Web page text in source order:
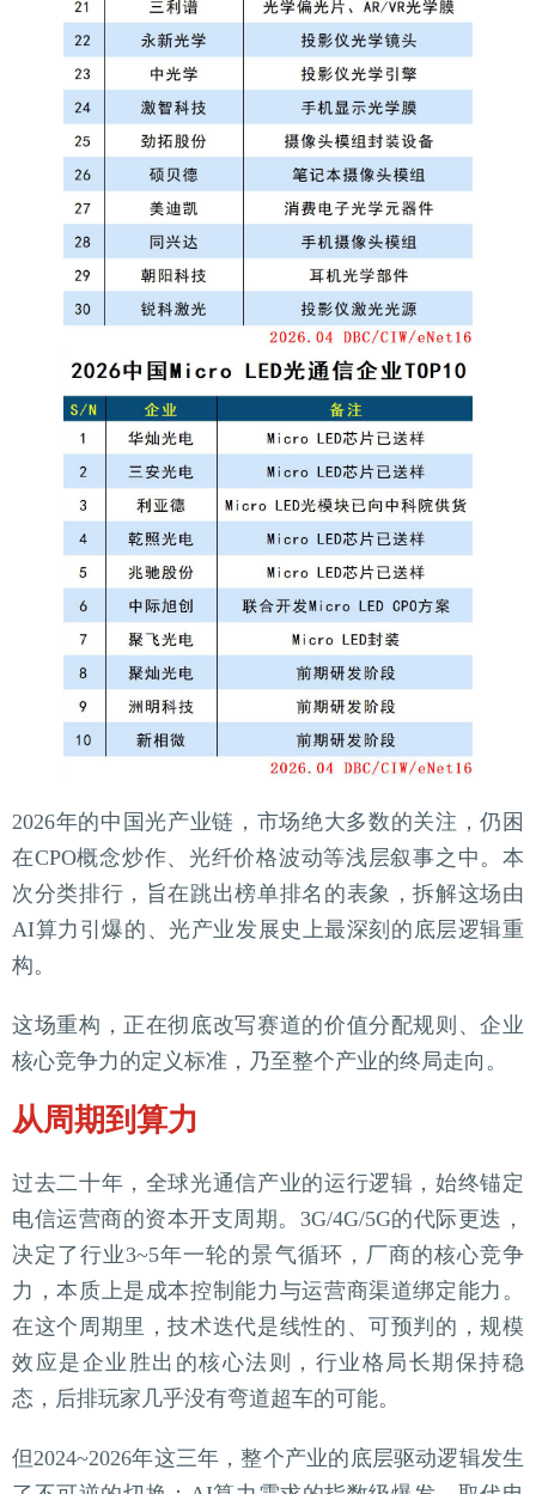
2026年的中国光产业链，市场绝大多数的关注，仍困
在CPO概念炒作、光纤价格波动等浅层叙事之中。本
次分类排行，旨在跳出榜单排名的表象，拆解这场由
AI算力引爆的、光产业发展史上最深刻的底层逻辑重
构。
这场重构，正在彻底改写赛道的价值分配规则、企业
核心竞争力的定义标准，乃至整个产业的终局走向。
从周期到算力
过去二十年，全球光通信产业的运行逻辑，始终锚定
电信运营商的资本开支周期。3G/4G/5G的代际更迭，
决定了行业3~5年一轮的景气循环，厂商的核心竞争
力，本质上是成本控制能力与运营商渠道绑定能力。
在这个周期里，技术迭代是线性的、可预判的，规模
效应是企业胜出的核心法则，行业格局长期保持稳
态，后排玩家几乎没有弯道超车的可能。
但2024~2026年这三年，整个产业的底层驱动逻辑发生